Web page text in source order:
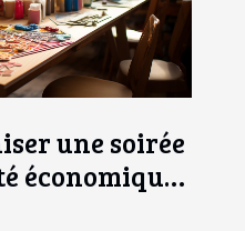
une soirée
économique
maison